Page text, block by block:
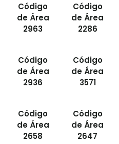
Código
de Área
2963
Código
de Área
2286
Código
de Área
2936
Código
de Área
3571
Código
de Área
2658
Código
de Área
2647